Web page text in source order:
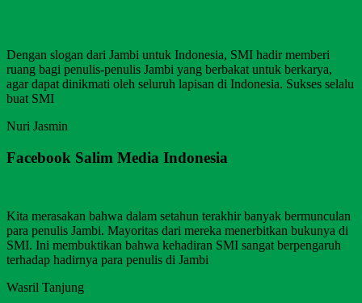
Dengan slogan dari Jambi untuk Indonesia, SMI hadir memberi
ruang bagi penulis-penulis Jambi yang berbakat untuk berkarya,
agar dapat dinikmati oleh seluruh lapisan di Indonesia. Sukses selalu
buat SMI
Nuri Jasmin
Facebook Salim Media Indonesia
Kita merasakan bahwa dalam setahun terakhir banyak bermunculan
para penulis Jambi. Mayoritas dari mereka menerbitkan bukunya di
SMI. Ini membuktikan bahwa kehadiran SMI sangat berpengaruh
terhadap hadirnya para penulis di Jambi
Wasril Tanjung